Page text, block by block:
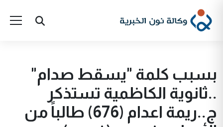
بسبب كلمة "يسقط صدام"
..ثانوية الكاظمية تستذكر
ج..ريمة اعدام (676) طالباً من